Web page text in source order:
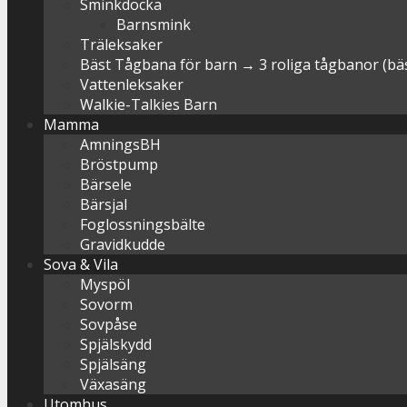
Sminkdocka
Barnsmink
Träleksaker
Bäst Tågbana för barn → 3 roliga tågbanor
Vattenleksaker
Walkie-Talkies Barn
Mamma
AmningsBH
Bröstpump
Bärsele
Bärsjal
Foglossningsbälte
Gravidkudde
Sova & Vila
Myspöl
Sovorm
Sovpåse
Spjälskydd
Spjälsäng
Växasäng